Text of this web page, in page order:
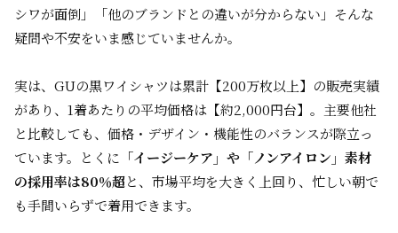
シワが面倒」「他のブランドとの違いが分からない」――そんな
疑問や不安をいま感じていませんか。
実は、GUの黒ワイシャツは累計【200万枚以上】の販売実績
があり、1着あたりの平均価格は【約2,000円台】。主要他社
と比較しても、価格・デザイン・機能性のバランスが際立っ
ています。とくに 「イージーケア」や「ノンアイロン」素材
の採用率は80％超と、市場平均を大きく上回り、忙しい朝で
も手間いらずで着用できます。